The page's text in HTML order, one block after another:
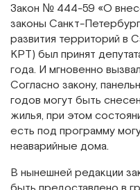
Закон № 444-59 «О
законы Санкт-
развития территорий в
КРТ) был принят
года. И мгновенно
Согласно закону,
годов могут быть
жилья, при этом
есть под программу
неаварийные дома.
В нынешней редакции